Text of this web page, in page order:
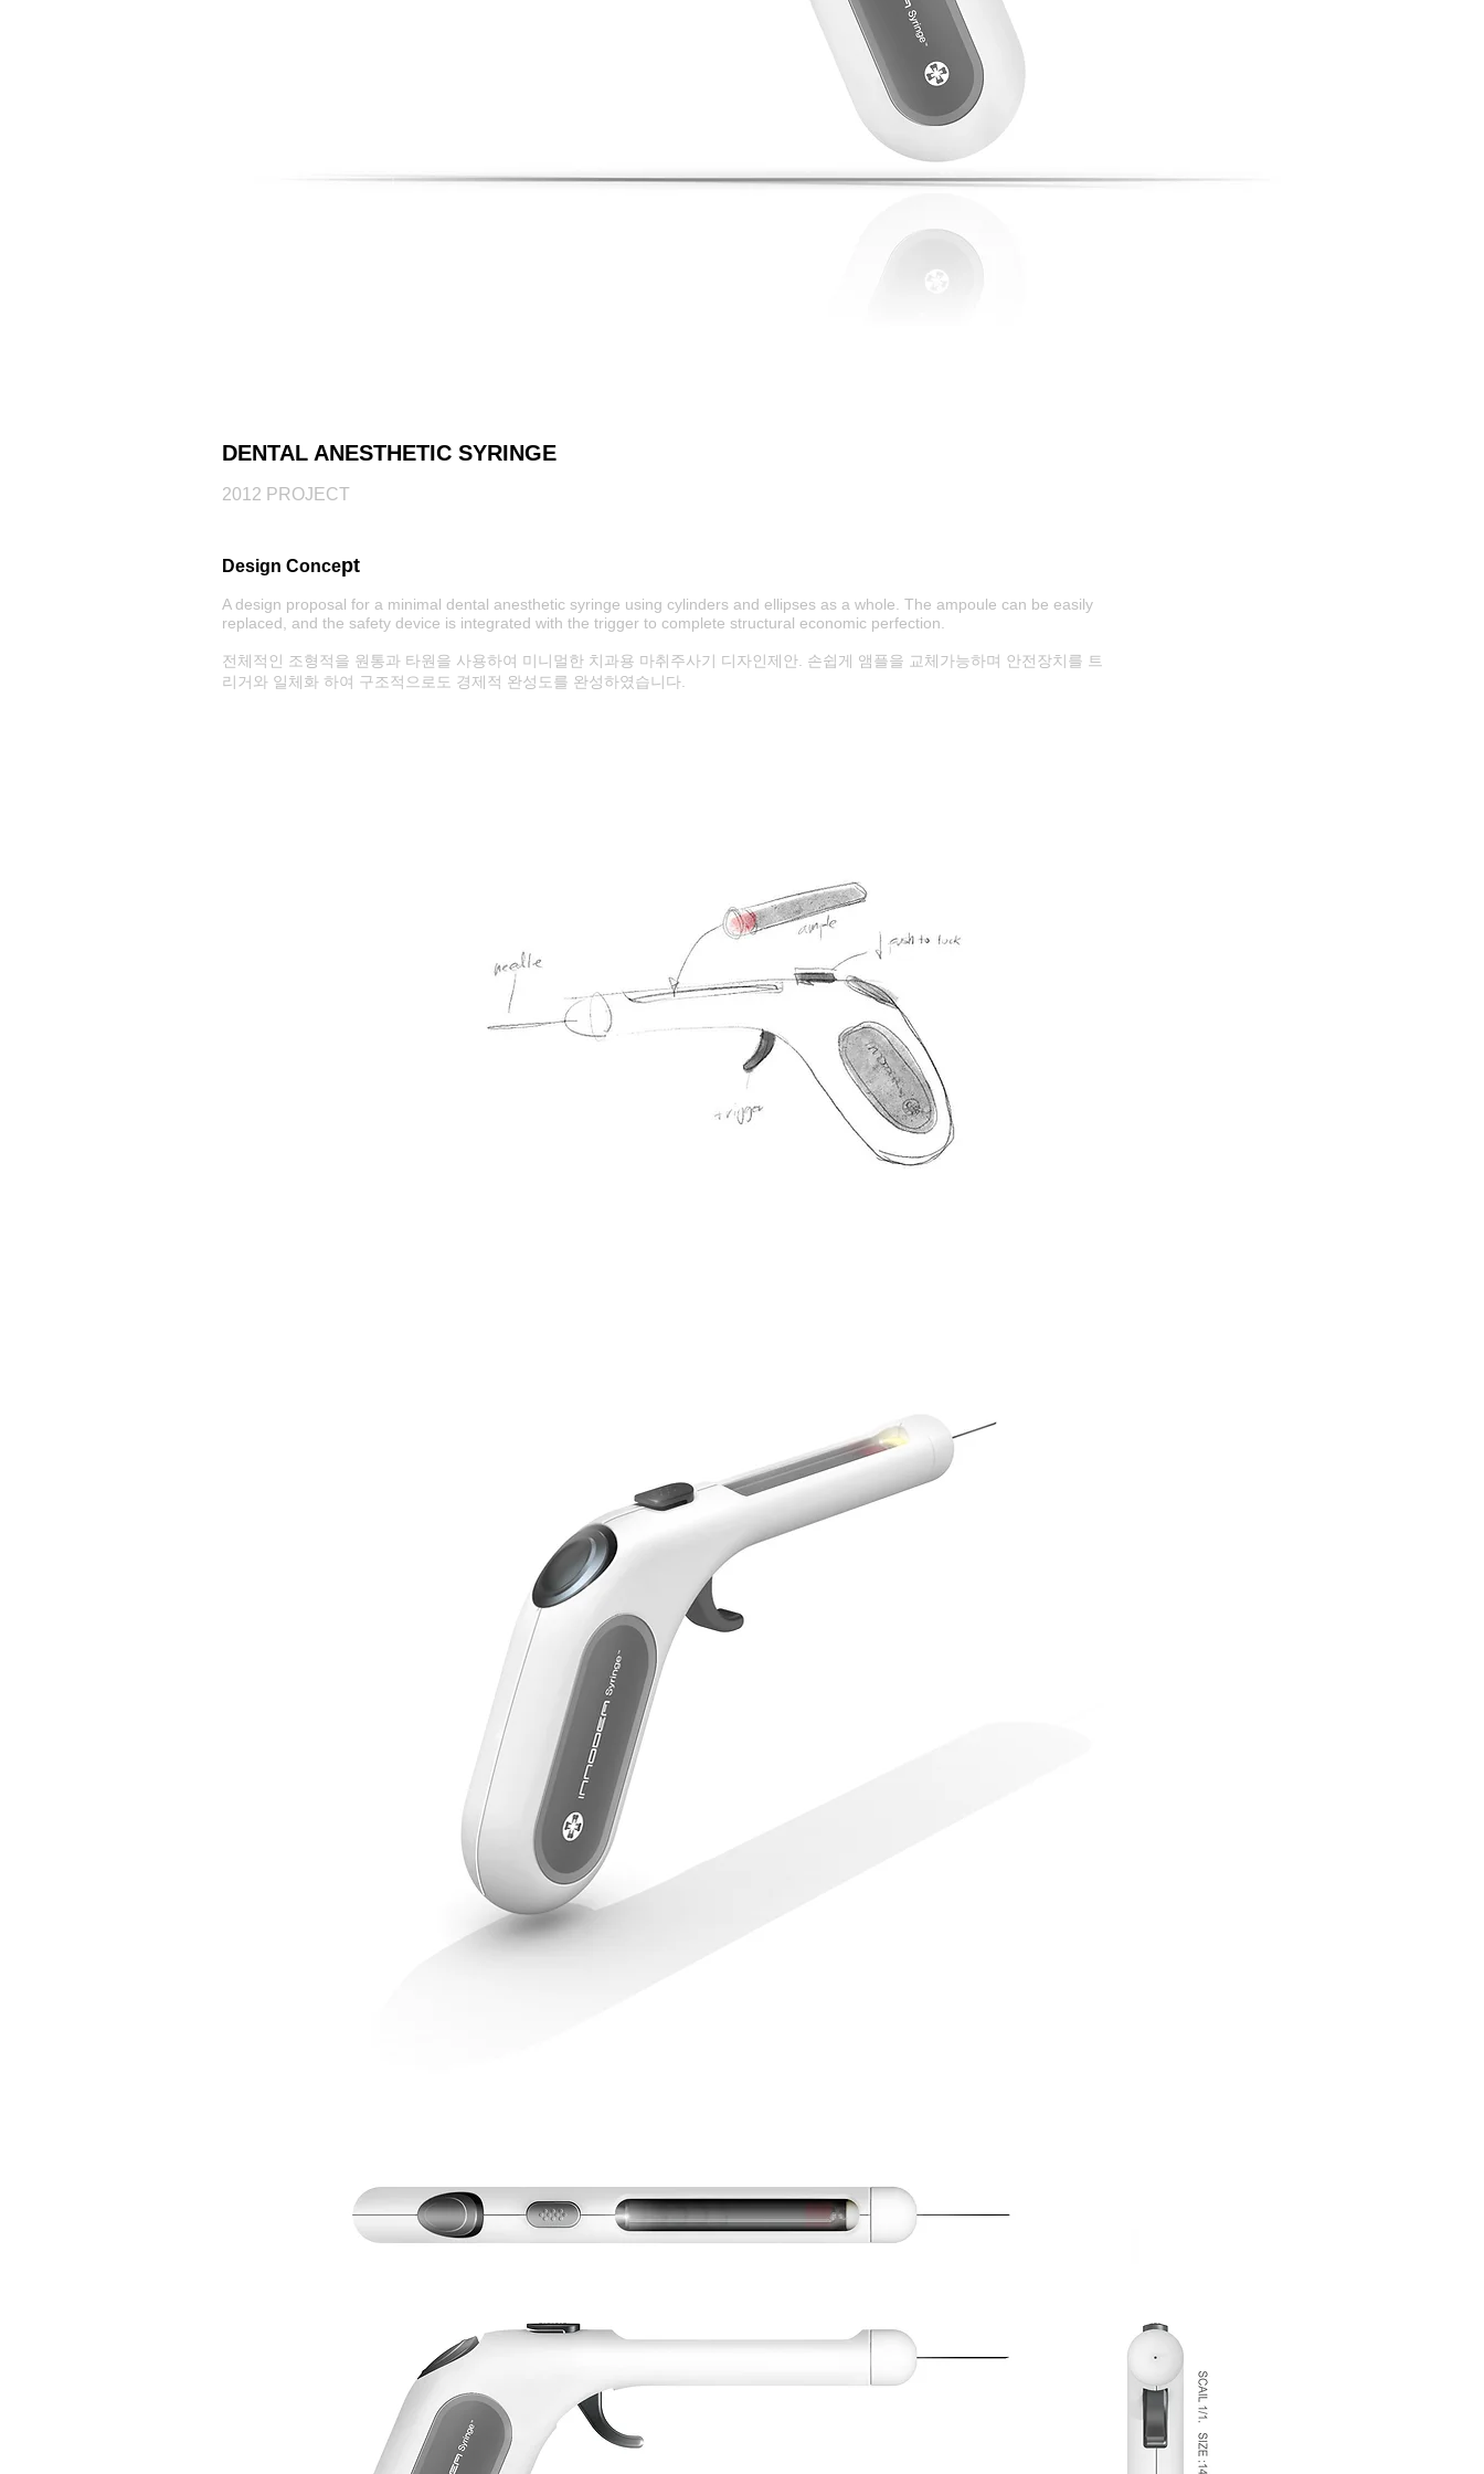
DENTAL ANESTHETIC SYRINGE
2012 PROJECT
Design Concept
A design proposal for a minimal dental anesthetic syringe using cylinders and ellipses as a whole. The ampoule can be easily
replaced, and the safety device is integrated with the trigger to complete structural economic perfection.
전체적인 조형적을 원통과 타원을 사용하여 미니멀한 치과용 마취주사기 디자인제안. 손쉽게 앰플을 교체가능하며 안전장치를 트
리거와 일체화 하여 구조적으로도 경제적 완성도를 완성하였습니다.